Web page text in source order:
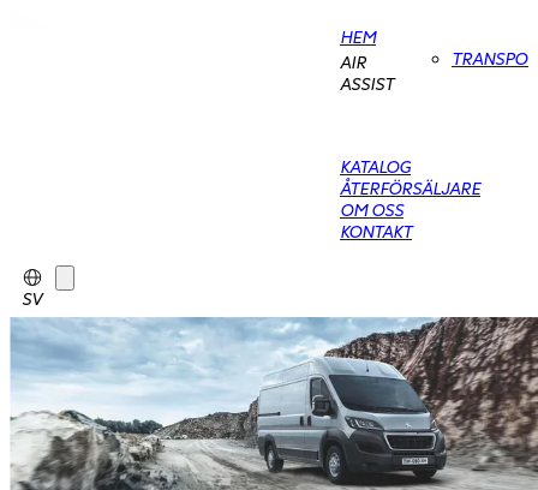
HEM
AIR
ASSIST
KATALOG
ÅTERFÖRSÄLJARE
OM OSS
KONTAKT
SV